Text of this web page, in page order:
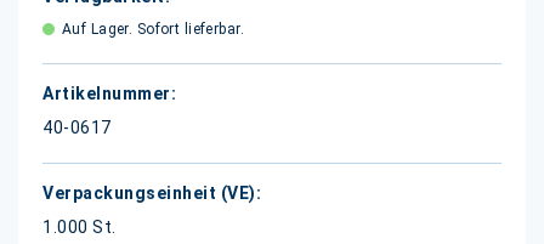
Auf Lager. Sofort lieferbar.
40-0617
1.000 St.